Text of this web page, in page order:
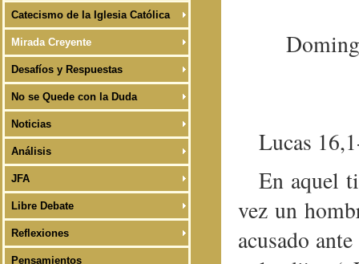
Catecismo de la Iglesia Católica
Mirada Creyente
Desafíos y Respuestas
No se Quede con la Duda
Noticias
Análisis
JFA
Libre Debate
Reflexiones
Pensamientos
Lucas
En aquel
vez un
acusado